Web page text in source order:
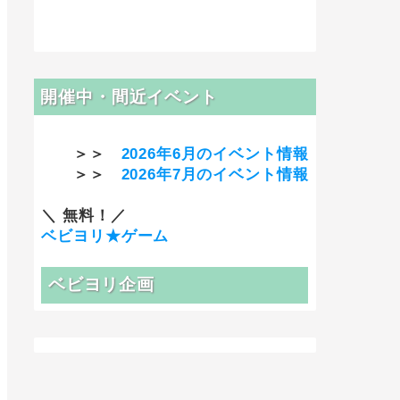
開催中・間近イベント
＞＞ 2026年6月のイベント情報
＞＞ 2026年7月のイベント情報
＼ 無料！／
ベビヨリ★ゲーム
ベビヨリ企画